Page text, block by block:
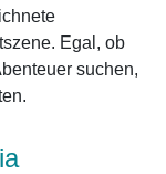
Egal, ob
suchen,